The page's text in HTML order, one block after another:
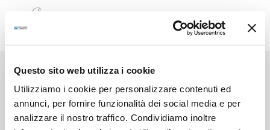
Questo sito web utilizza i cookie
Utilizziamo i cookie per personalizzare contenuti ed
annunci, per fornire funzionalità dei social media e per
analizzare il nostro traffico. Condividiamo inoltre
Sviluppo del capitale